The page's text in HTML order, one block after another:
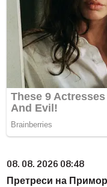
08. 08. 2026 08:48
Претреси на